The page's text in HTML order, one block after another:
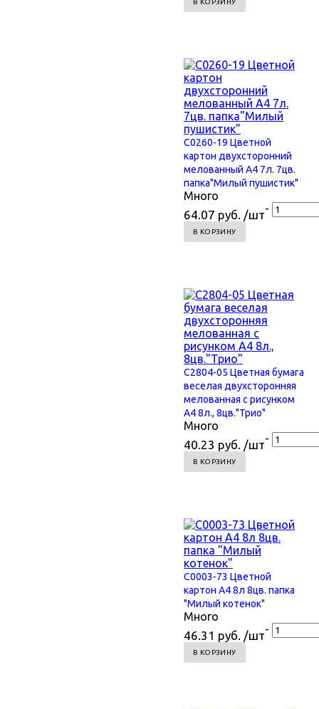
В КОРЗИНУ
С0260-19 Цветной
картон двухсторонний
мелованный А4 7л. 7цв.
папка"Милый пушистик"
Много
64.07 руб. /шт-
В КОРЗИНУ
С2804-05 Цветная бумага
веселая двухсторонняя
мелованная с рисунком
А4 8л., 8цв."Трио"
Много
40.23 руб. /шт-
В КОРЗИНУ
С0003-73 Цветной
картон А4 8л 8цв. папка
"Милый котенок"
Много
46.31 руб. /шт-
В КОРЗИНУ